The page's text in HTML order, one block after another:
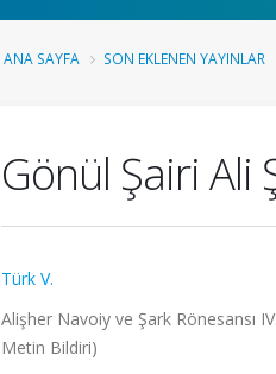
ANA SAYFA SON EKLENEN YAYINLAR
Gönül Şairi Ali
Türk V.
Alişher Navoiy ve Şark Rönesansı
Metin Bildiri)